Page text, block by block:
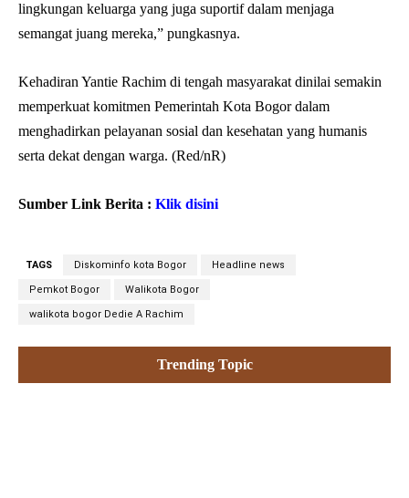
lingkungan keluarga yang juga suportif dalam menjaga
semangat juang mereka,” pungkasnya.
Kehadiran Yantie Rachim di tengah masyarakat dinilai semakin
memperkuat komitmen Pemerintah Kota Bogor dalam
menghadirkan pelayanan sosial dan kesehatan yang humanis
serta dekat dengan warga. (Red/nR)
Sumber Link Berita : Klik disini
TAGS Diskominfo kota Bogor Headline news
Pemkot Bogor Walikota Bogor
walikota bogor Dedie A Rachim
Trending Topic